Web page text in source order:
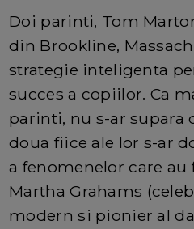
Doi parinti, Tom
din Brookline,
strategie inteligenta
succes a copiilor. Ca
parinti, nu s-ar supara
doua fiice ale lor s-ar
a fenomenelor care au
Martha Grahams
modern si pionier al